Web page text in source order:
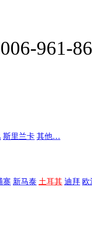
961-
斯里兰卡 其他…
寨 新马泰 土耳其 迪拜 欧